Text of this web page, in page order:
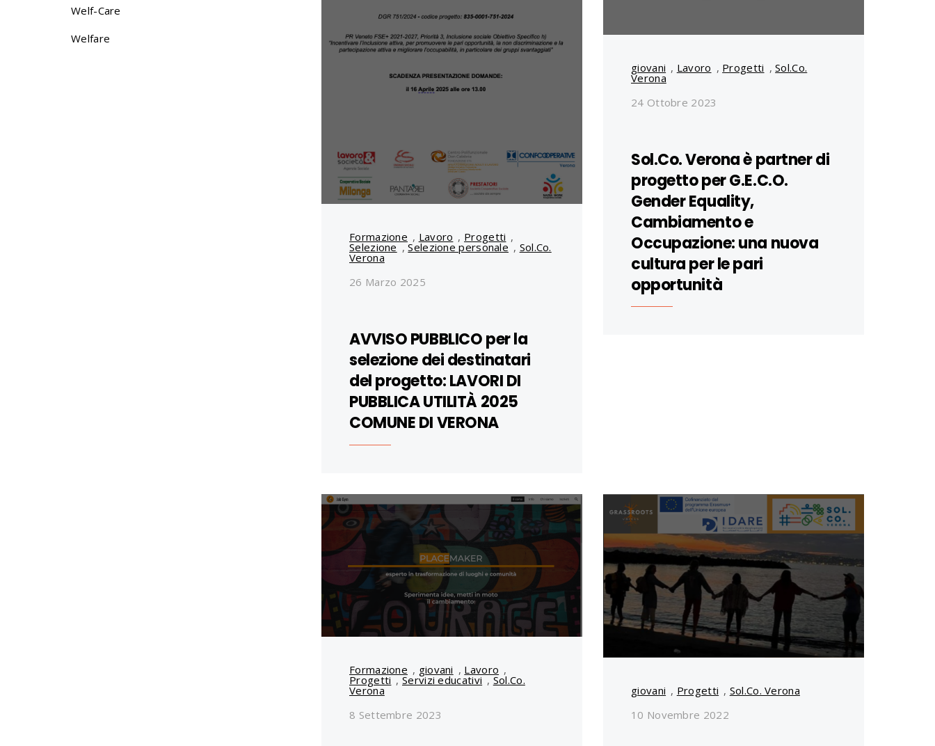
Formazione , Lavoro , Progetti ,
Selezione ,Selezione personale , Sol.Co.
Verona
26 Marzo 2025
AVVISO PUBBLICO per la
selezione dei destinatari
del progetto: LAVORI DI
PUBBLICA UTILITÀ 2025
COMUNE DI VERONA
giovani , Lavoro , Progetti ,Sol.Co.
Verona
24 Ottobre 2023
Sol.Co. Verona è partner di
progetto per G.E.C.O.
Gender Equality,
Cambiamento e
Occupazione: una nuova
cultura per le pari
opportunità
Formazione , giovani , Lavoro ,
Progetti ,Servizi educativi ,Sol.Co.
Verona
8 Settembre 2023
giovani , Progetti , Sol.Co. Verona
10 Novembre 2022
Welf-Care
Welfare